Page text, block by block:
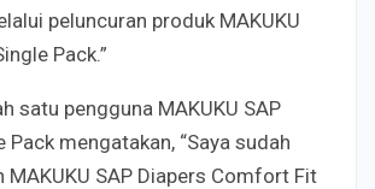
peluncuran produk MAKUKU
Pack.”
satu pengguna MAKUKU SAP
Pack mengatakan, “Saya sudah
MAKUKU SAP Diapers Comfort Fit